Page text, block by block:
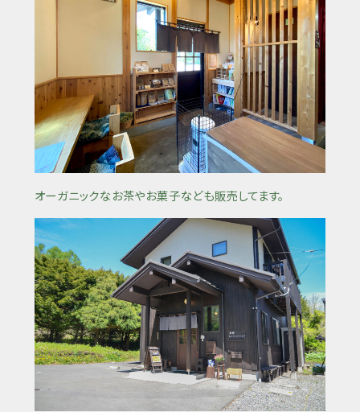
オーガニックなお茶やお菓子なども販売してます。